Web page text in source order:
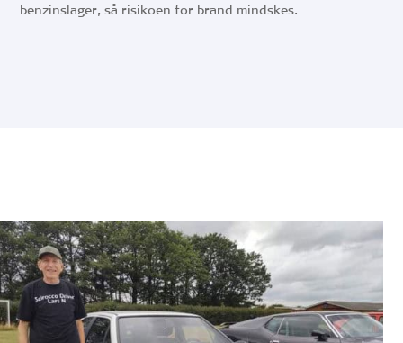
benzinslager, så risikoen for brand mindskes.